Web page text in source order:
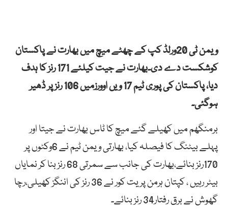
ویمن ٹی 20ورلڈ کپ کے چھٹے میچ میں بھارت نے پاکستان
کوشکست دے دی۔بھارت نے جیت کیلئے 171 رنز کا ہدف
دیا، پاکستان کی پوری ٹیم 17 ویں اوورزمیں 106 رنز پر ڈھیر
ہوگئی۔
برمنگھم میں کھیلے گئے میچ کا ٹاس بھارت نے جیتا اور
پہلے بیٹنگ کا فیصلہ کیا، بھارتی ویمن ٹیم نے 6وکٹوں پر
170رنز بنائے،بھارت کی جانب سے سمرتی 68 رنز بنا کر نمایاں
بیٹر رہیں ، کپتان ہرمن پریت کور نے 36 رنز کی اننگز کھیلی،رچا
گھوش نے برق رفتار34 رنز بنائے۔